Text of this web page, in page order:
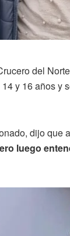
del
y 16 años
dijo que
luego